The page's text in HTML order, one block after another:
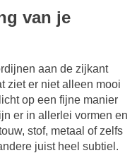
van je
aan de zijkant
ziet er niet alleen mooi
op een fijne manier
er in allerlei vormen en
stof, metaal of zelfs
juist heel subtiel.